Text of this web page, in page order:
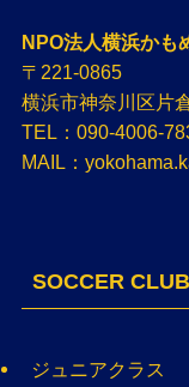
NPO法人横浜かも
〒221-0865
横浜市神奈川区片
TEL：090-4006-
MAIL：
SOCCER CLUB
ジュニアクラス